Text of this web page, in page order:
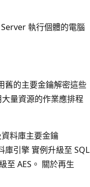
執行個體的電腦
舊的主要金鑰解密這些
量資源的作業應排程
料庫主要金鑰
庫引擎 實例升級至 SQL
至 AES。 關於再生